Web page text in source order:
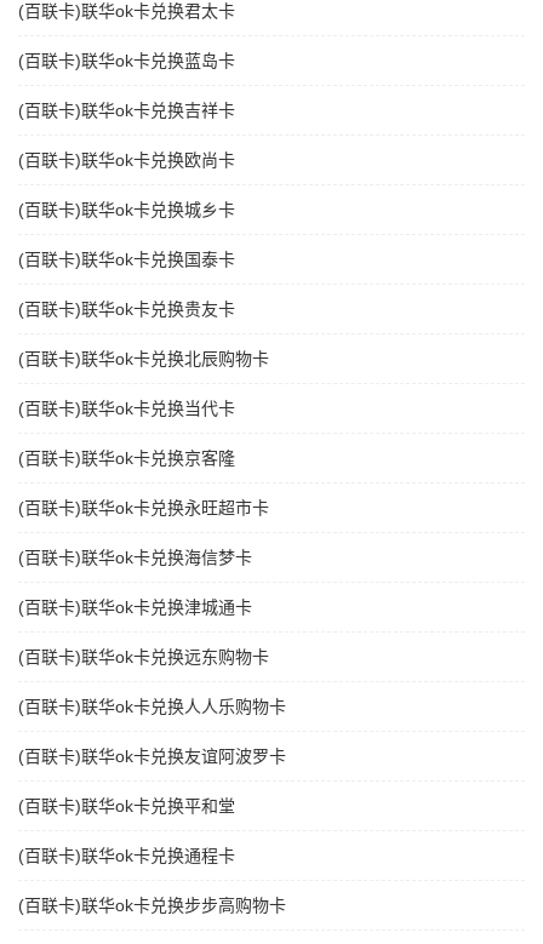
(百联卡)联华ok卡兑换君太卡
(百联卡)联华ok卡兑换蓝岛卡
(百联卡)联华ok卡兑换吉祥卡
(百联卡)联华ok卡兑换欧尚卡
(百联卡)联华ok卡兑换城乡卡
(百联卡)联华ok卡兑换国泰卡
(百联卡)联华ok卡兑换贵友卡
(百联卡)联华ok卡兑换北辰购物卡
(百联卡)联华ok卡兑换当代卡
(百联卡)联华ok卡兑换京客隆
(百联卡)联华ok卡兑换永旺超市卡
(百联卡)联华ok卡兑换海信梦卡
(百联卡)联华ok卡兑换津城通卡
(百联卡)联华ok卡兑换远东购物卡
(百联卡)联华ok卡兑换人人乐购物卡
(百联卡)联华ok卡兑换友谊阿波罗卡
(百联卡)联华ok卡兑换平和堂
(百联卡)联华ok卡兑换通程卡
(百联卡)联华ok卡兑换步步高购物卡